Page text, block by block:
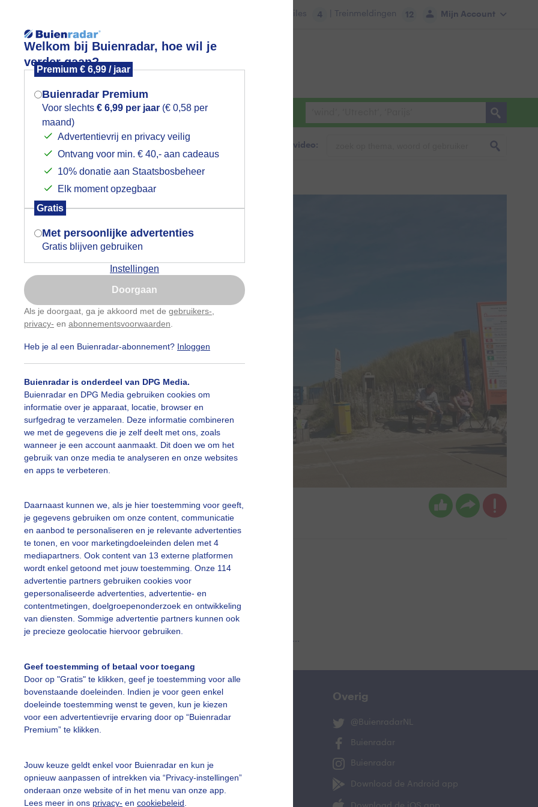
Welkom bij Buienradar, hoe wil je
verder gaan?
Premium € 6,99 / jaar
Buienradar Premium
Voor slechts € 6,99 per jaar (€ 0,58 per
maand)
Advertentievrij en privacy veilig
Ontvang voor min. € 40,- aan cadeaus
10% donatie aan Staatsbosbeheer
Elk moment opzegbaar
Gratis
Met persoonlijke advertenties
Gratis blijven gebruiken
Instellingen
Doorgaan
Als je doorgaat, ga je akkoord met de gebruikers-
privacy- en abonnementsvoorwaarden
Heb je al een Buienradar-abonnement? Inloggen
Buienradar is onderdeel van DPG Media.
Buienradar en DPG Media gebruiken cookies om
informatie over je apparaat, locatie, browser en
surfgedrag te verzamelen. Deze informatie combineren
we met de gegevens die je zelf deelt met ons, zoals
wanneer je een account aanmaakt. Dit doen we om het
gebruik van onze media te analyseren en onze websites
en apps te verbeteren.
Daarnaast kunnen we, als je hier toestemming voor geeft,
je gegevens gebruiken om onze content, communicatie
en aanbod te personaliseren en je relevante advertenties
te tonen, en voor marketingdoeleinden delen met 4
mediapartners. Ook content van 13 externe platformen
wordt enkel getoond met jouw toestemming. Onze 114
advertentie partners gebruiken cookies voor
gepersonaliseerde advertenties, advertentie- en
contentmetingen, doelgroepenonderzoek en ontwikkeling
van diensten. Sommige advertentie partners kunnen ook
je precieze geolocatie hiervoor gebruiken.
Geef toestemming of betaal voor toegang
Door op "Gratis" te klikken, geef je toestemming voor alle
bovenstaande doeleinden. Indien je voor geen enkel
doeleinde toestemming wenst te geven, kun je kiezen
voor een advertentievrije ervaring door op “Buienradar
Premium” te klikken.
Jouw keuze geldt enkel voor Buienradar en kun je
opnieuw aanpassen of intrekken via “Privacy-instellingen”
onderaan onze website of in het menu van onze app.
Lees meer in ons privacy- en cookiebeleid
Mijn Account
Files 4 | Treinmeldingen 12
Foto en video Weerzine
Zoeken in foto & video:
Janneke Middendorp Gemaakt: 07-09-2025, 35x bekeken
slideshow
vragen
Mijn weer
De Bilt
Overig
@BuienradarNL
Buienradar
Buienradar
Download de Android app
Mogen we je locatie gebruiken voor
het weer?
Indien je hier nog geen akkoord op hebt
gegeven, verschijnt er zo een pop-up uit
je browser waarin deze toestemming
gevraagd wordt.
Is goed, toon de popup
Nu niet, misschien later
Gebruik je Safari en wil je niet elke dag deze pop-up
Klikhierom dit aan te passen